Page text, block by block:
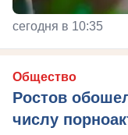
сегодня в 10:35
Общество
Ростов
числу